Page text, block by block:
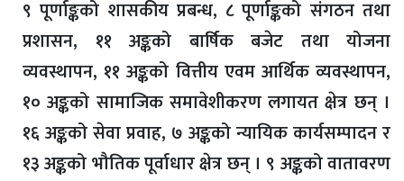
९ पूर्णाङ्कको शासकीय प्रबन्ध, ८ पूर्णाङ्कको संगठन तथा
प्रशासन, ११ अङ्कको बार्षिक बजेट तथा योजना
व्यवस्थापन, ११ अङ्कको वित्तीय एवम आर्थिक व्यवस्थापन,
१० अङ्कको सामाजिक समावेशीकरण लगायत क्षेत्र छन् ।
१६ अङ्कको सेवा प्रवाह, ७ अङ्कको न्यायिक कार्यसम्पादन र
१३ अङ्कको भौतिक पूर्वाधार क्षेत्र छन् । ९ अङ्कको वातावरण